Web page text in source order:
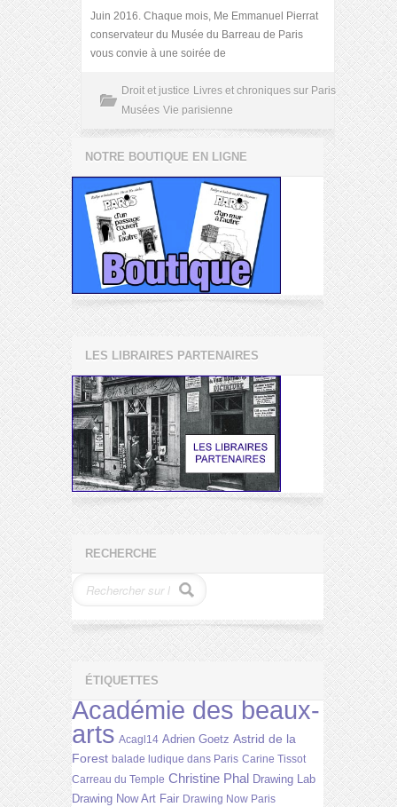
Juin 2016. Chaque mois, Me Emmanuel Pierrat
conservateur du Musée du Barreau de Paris
vous convie à une soirée de
Droit et justice Livres et chroniques sur Paris
Musées Vie parisienne
NOTRE BOUTIQUE EN LIGNE
LES LIBRAIRES PARTENAIRES
RECHERCHE
ÉTIQUETTES
Académie des beaux-
arts Acagl14 Adrien Goetz Astrid de la
Forest balade ludique dans Paris Carine Tissot
Carreau du Temple Christine Phal Drawing Lab
Drawing Now Art Fair Drawing Now Paris